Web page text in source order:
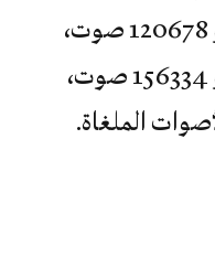
بالمئة (68246). والجمع هو 120678 صوت،
قليل على الرقم الرسمي وهو 156334 صوت،
الملغاة.